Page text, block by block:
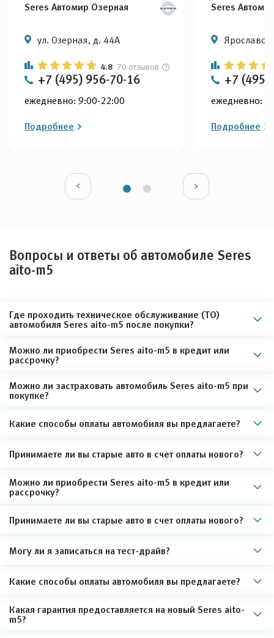
Seres Автомир Озерная
ул. Озерная, д. 44А
4.8 70 отзывов
+7 (495) 956-70-16
ежедневно: 9:00-22:00
Подробнее
Seres
+7 (495)
ежедневно:
Подробнее
Вопросы и ответы об автомобиле Seres
aito-m5
Где проходить техническое обслуживание (ТО)
автомобиля Seres aito-m5 после покупки?
Можно ли приобрести Seres aito-m5 в кредит или
рассрочку?
Можно ли застраховать автомобиль Seres aito-m5 при
покупке?
Какие способы оплаты автомобиля вы предлагаете?
Принимаете ли вы старые авто в счет оплаты нового?
Можно ли приобрести Seres aito-m5 в кредит или
рассрочку?
Принимаете ли вы старые авто в счет оплаты нового?
Могу ли я записаться на тест-драйв?
Какие способы оплаты автомобиля вы предлагаете?
Какая гарантия предоставляется на новый Seres aito-
m5?